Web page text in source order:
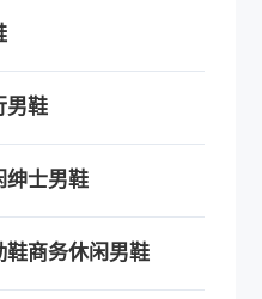
男鞋
绅士男鞋
商务休闲男鞋